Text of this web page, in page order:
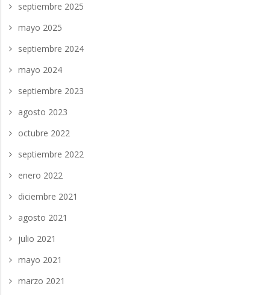
septiembre 2025
mayo 2025
septiembre 2024
mayo 2024
septiembre 2023
agosto 2023
octubre 2022
septiembre 2022
enero 2022
diciembre 2021
agosto 2021
julio 2021
mayo 2021
marzo 2021